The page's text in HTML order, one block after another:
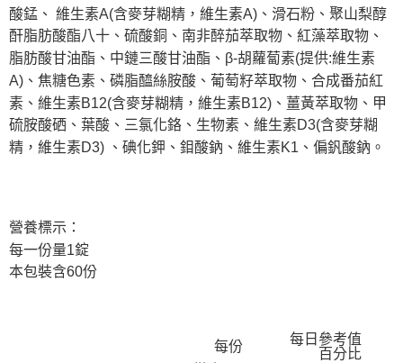
酸錳、 維生素A(含麥芽糊精，維生素A)、滑石粉、聚山梨醇
酐脂肪酸酯八十、硫酸銅、南非醉茄萃取物、紅藻萃取物、
脂肪酸甘油酯、中鏈三酸甘油酯、β-胡蘿蔔素(提供:維生素
A)、焦糖色素、磷脂醯絲胺酸、葡萄籽萃取物、合成番茄紅
素、維生素B12(含麥芽糊精，維生素B12)、薑黃萃取物、甲
硫胺酸硒、葉酸、三氯化鉻、生物素、維生素D3(含麥芽糊
精，維生素D3) 、碘化鉀、鉬酸鈉、維生素K1、偏釩酸鈉。
營養標示：
每一份量1錠
本包裝含60份
每份
每日參考值
百分比